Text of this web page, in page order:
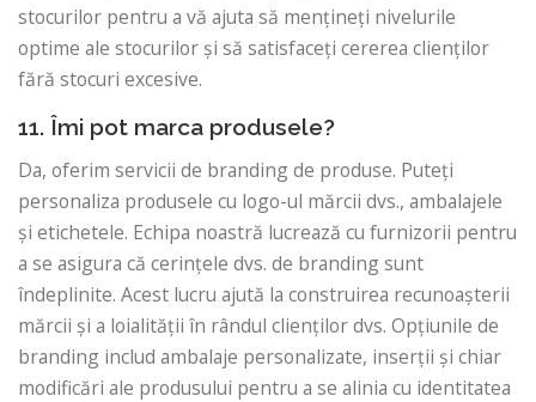
stocurilor pentru a vă ajuta să mențineți nivelurile
optime ale stocurilor și să satisfaceți cererea clienților
fără stocuri excesive.
11. Îmi pot marca produsele?
Da, oferim servicii de branding de produse. Puteți
personaliza produsele cu logo-ul mărcii dvs., ambalajele
și etichetele. Echipa noastră lucrează cu furnizorii pentru
a se asigura că cerințele dvs. de branding sunt
îndeplinite. Acest lucru ajută la construirea recunoașterii
mărcii și a loialității în rândul clienților dvs. Opțiunile de
branding includ ambalaje personalizate, inserții și chiar
modificări ale produsului pentru a se alinia cu identitatea